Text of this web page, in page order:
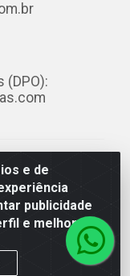
e de
publicidade
e melhorar a
(DPO):
- Prazeres,
000 - CNPJ
de Pneus